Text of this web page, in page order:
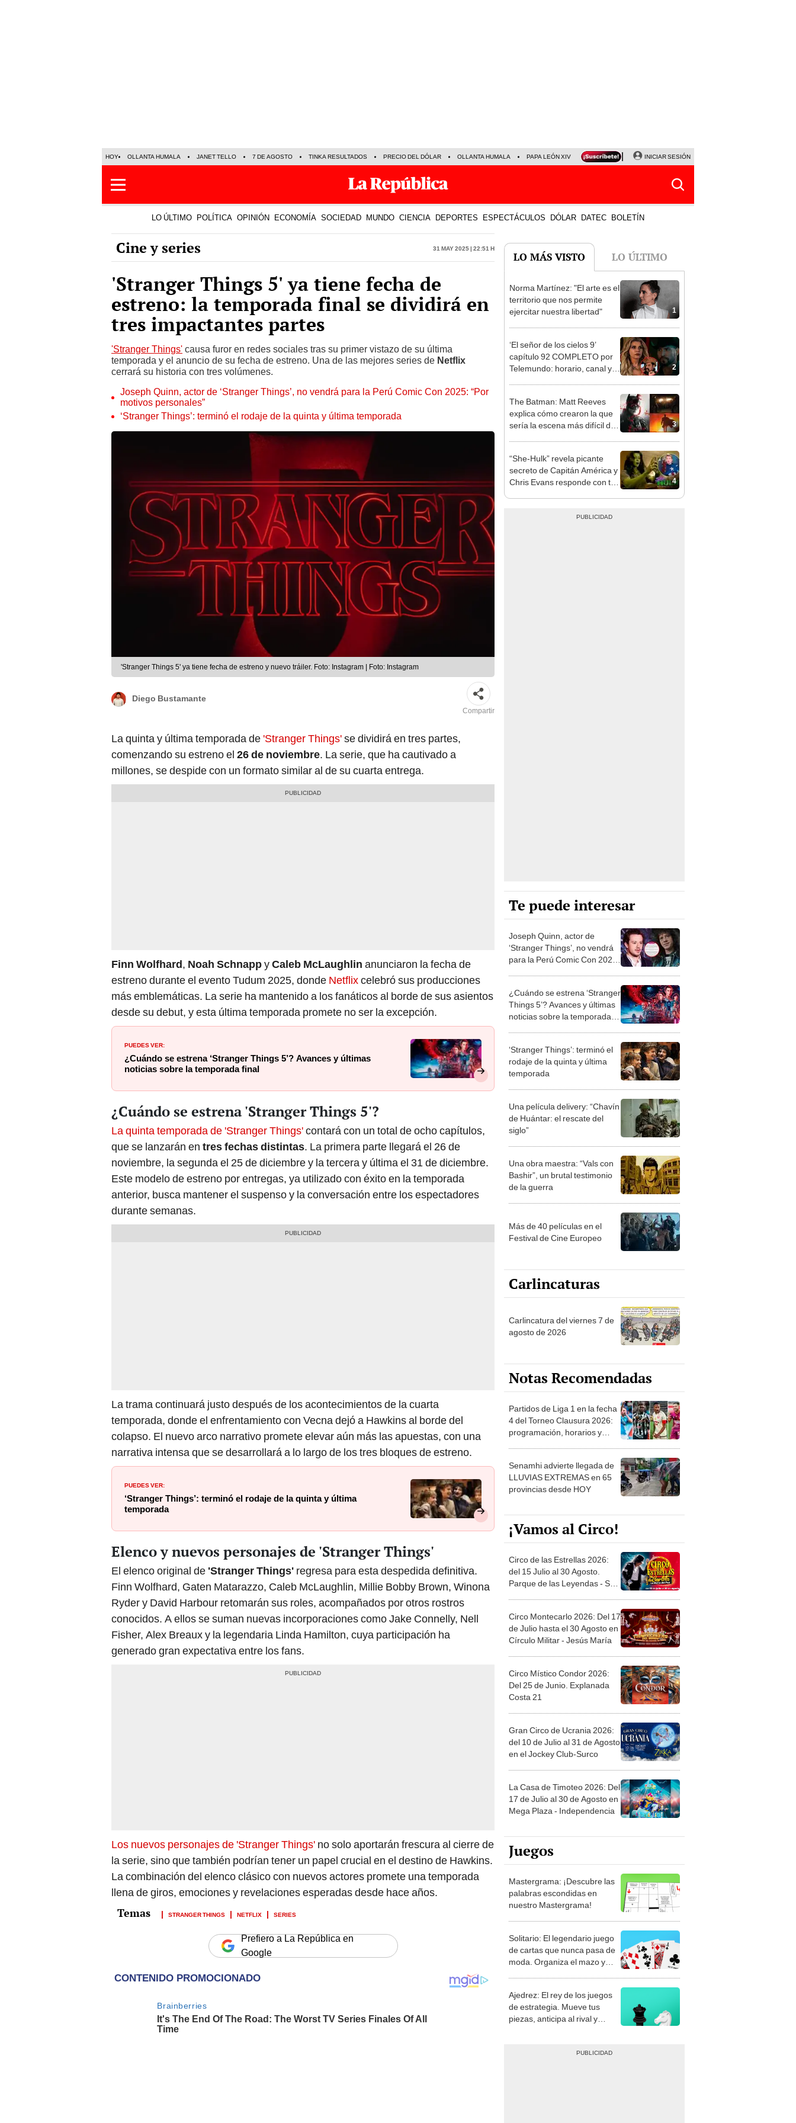
HOY OLLANTA HUMALA JANET TELLO 7 DE AGOSTO TINKA RESULTADOS PRECIO DEL DÓLAR OLLANTA HUMALA PAPA LEÓN XIV NALDY SALDAÑA LA BELLA LUZ
INICIAR SESIÓN
LO ÚLTIMO POLÍTICA OPINIÓN ECONOMÍA SOCIEDAD MUNDO CIENCIA DEPORTES ESPECTÁCULOS DÓLAR DATEC BOLETÍN
Cine y series 31 May 2025 | 22:51 h
'Stranger Things 5' ya tiene fecha de
estreno: la temporada final se dividirá en
tres impactantes partes
'Stranger Things' causa furor en redes sociales tras su primer vistazo de su última
temporada y el anuncio de su fecha de estreno. Una de las mejores series de Netflix
cerrará su historia con tres volúmenes.
Joseph Quinn, actor de ‘Stranger Things’, no vendrá para la Perú Comic Con 2025: “Por
motivos personales”
‘Stranger Things’: terminó el rodaje de la quinta y última temporada
'Stranger Things 5' ya tiene fecha de estreno y nuevo tráiler. Foto: Instagram | Foto: Instagram
Diego Bustamante
Compartir
La quinta y última temporada de 'Stranger Things'se dividirá en tres partes,
comenzando su estreno el 26 de noviembre. La serie, que ha cautivado a
millones, se despide con un formato similar al de su cuarta entrega.
Finn Wolfhard, Noah SchnappyCaleb McLaughlin anunciaron la fecha de
estreno durante el evento Tudum 2025, donde Netflixcelebró sus producciones
más emblemáticas. La serie ha mantenido a los fanáticos al borde de sus asientos
desde su debut, y esta última temporada promete no ser la excepción.
PUEDES VER:
¿Cuándo se estrena ‘Stranger Things 5’? Avances y últimas
noticias sobre la temporada final
¿Cuándo se estrena 'Stranger Things 5'?
La quinta temporada de 'Stranger Things'contará con un total de ocho capítulos,
que se lanzarán en tres fechas distintas. La primera parte llegará el 26 de
noviembre, la segunda el 25 de diciembre y la tercera y última el 31 de diciembre.
Este modelo de estreno por entregas, ya utilizado con éxito en la temporada
anterior, busca mantener el suspenso y la conversación entre los espectadores
durante semanas.
La trama continuará justo después de los acontecimientos de la cuarta
temporada, donde el enfrentamiento con Vecna dejó a Hawkins al borde del
colapso. El nuevo arco narrativo promete elevar aún más las apuestas, con una
narrativa intensa que se desarrollará a lo largo de los tres bloques de estreno.
PUEDES VER:
‘Stranger Things’: terminó el rodaje de la quinta y última
temporada
Elenco y nuevos personajes de 'Stranger Things'
El elenco original de 'Stranger Things' regresa para esta despedida definitiva.
Finn Wolfhard, Gaten Matarazzo, Caleb McLaughlin, Millie Bobby Brown, Winona
Ryder y David Harbour retomarán sus roles, acompañados por otros rostros
conocidos. A ellos se suman nuevas incorporaciones como Jake Connelly, Nell
Fisher, Alex Breaux y la legendaria Linda Hamilton, cuya participación ha
generado gran expectativa entre los fans.
Los nuevos personajes de 'Stranger Things' no solo aportarán frescura al cierre de
la serie, sino que también podrían tener un papel crucial en el destino de Hawkins.
La combinación del elenco clásico con nuevos actores promete una temporada
llena de giros, emociones y revelaciones esperadas desde hace años.
STRANGER THINGS NETFLIX SERIES
Prefiero a La República en
Google
LO MÁS VISTO LO ÚLTIMO
1
Norma Martínez: "El arte es el
territorio que nos permite
ejercitar nuestra libertad"
2
‘El señor de los cielos 9’
capítulo 92 COMPLETO por
Telemundo: horario, canal y
3
The Batman: Matt Reeves
explica cómo crearon la que
sería la escena más difícil del
4
“She-Hulk” revela picante
secreto de Capitán América y
Chris Evans responde con tuit
Te puede interesar
Joseph Quinn, actor de
‘Stranger Things’, no vendrá
para la Perú Comic Con 2025:
¿Cuándo se estrena ‘Stranger
Things 5’? Avances y últimas
noticias sobre la temporada
‘Stranger Things’: terminó el
rodaje de la quinta y última
temporada
Una película delivery: “Chavín
de Huántar: el rescate del
siglo”
Una obra maestra: “Vals con
Bashir”, un brutal testimonio
de la guerra
Más de 40 películas en el
Festival de Cine Europeo
Carlincaturas
Carlincatura del viernes 7 de
agosto de 2026
Notas Recomendadas
Partidos de Liga 1 en la fecha
4 del Torneo Clausura 2026:
programación, horarios y
Senamhi advierte llegada de
LLUVIAS EXTREMAS en 65
provincias desde HOY
¡Vamos al Circo!
Circo de las Estrellas 2026:
del 15 Julio al 30 Agosto.
Parque de las Leyendas - San
Circo Montecarlo 2026: Del 17
de Julio hasta el 30 Agosto en
Círculo Militar - Jesús María
Circo Místico Condor 2026:
Del 25 de Junio. Explanada
Costa 21
Gran Circo de Ucrania 2026:
del 10 de Julio al 31 de Agosto
en el Jockey Club-Surco
La Casa de Timoteo 2026: Del
17 de Julio al 30 de Agosto en
Mega Plaza - Independencia
Juegos
Mastergrama: ¡Descubre las
palabras escondidas en
nuestro Mastergrama!
Solitario: El legendario juego
de cartas que nunca pasa de
moda. Organiza el mazo y
Ajedrez: El rey de los juegos
de estrategia. Mueve tus
piezas, anticipa al rival y